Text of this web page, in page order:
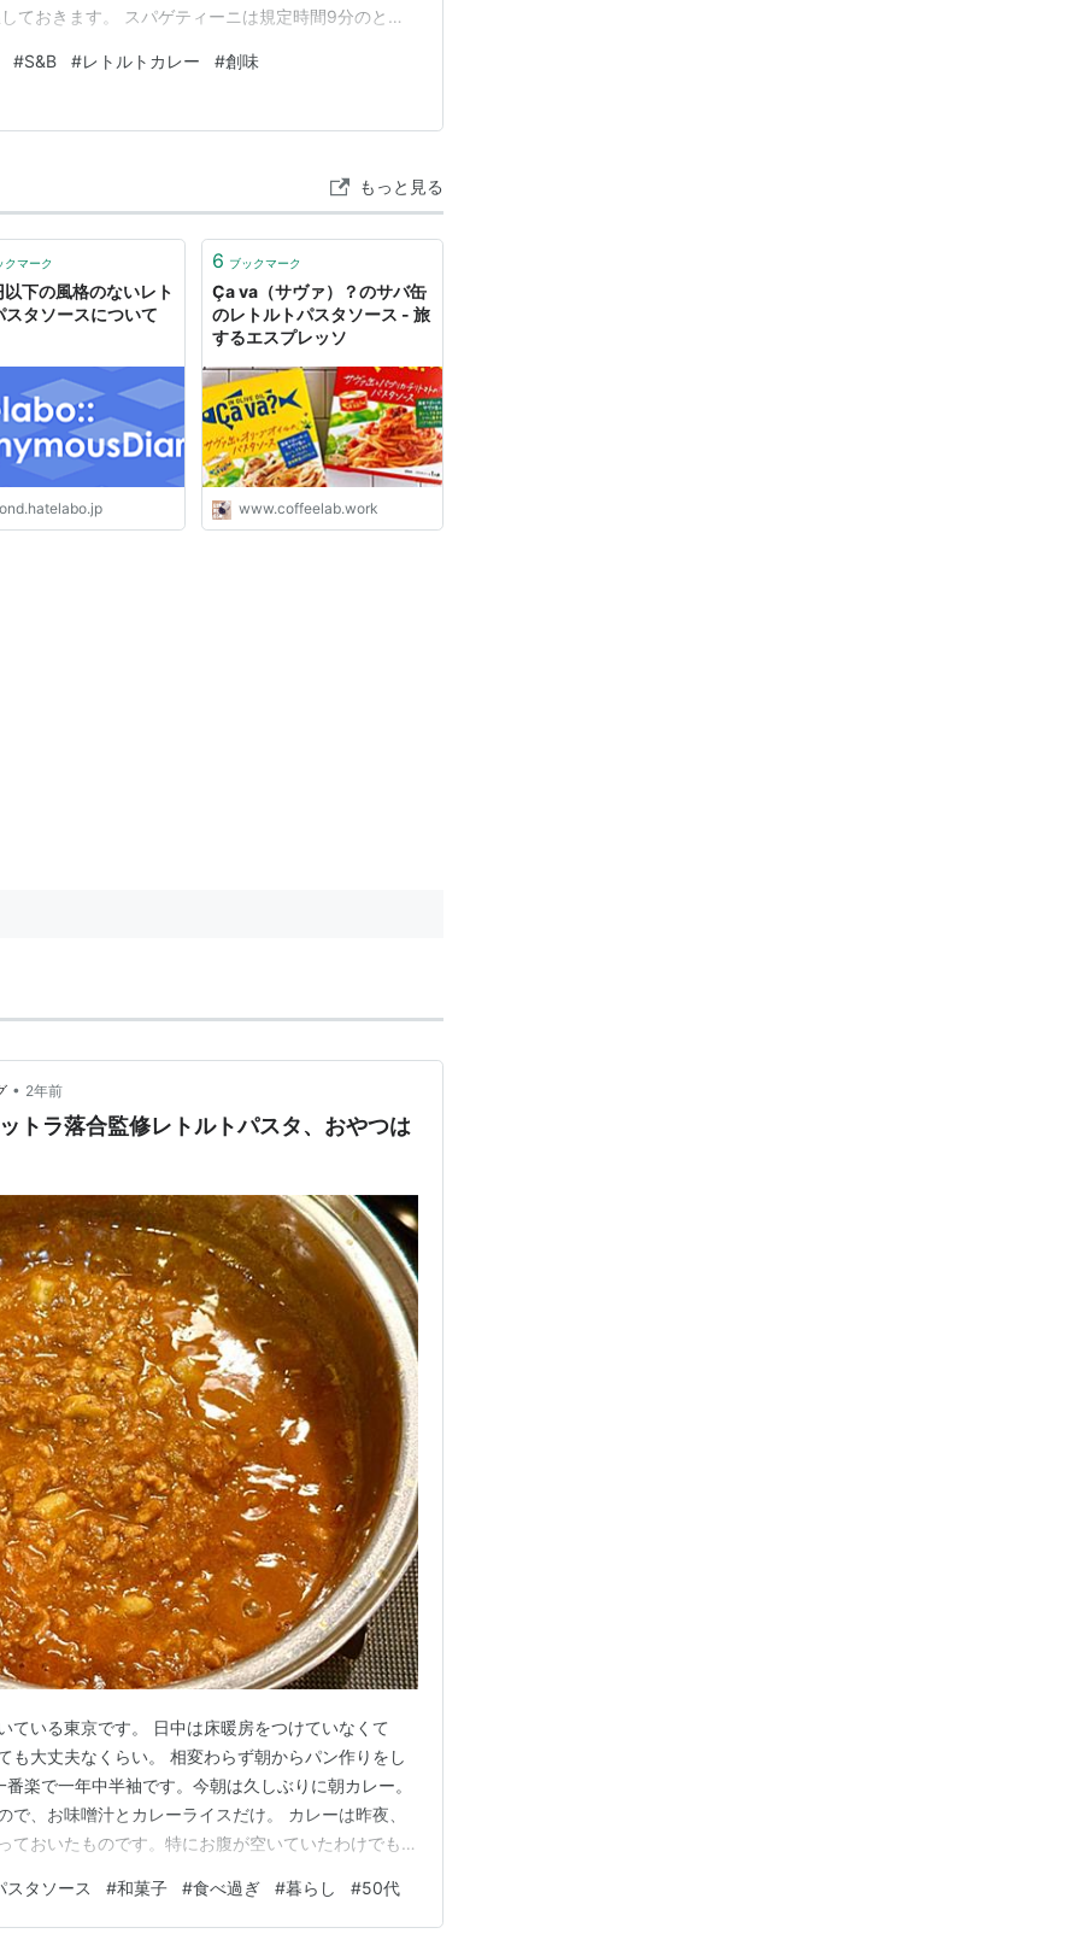
ておきます。 スパゲティーニは規定時間9分のとこ
タージュでお腹を少し満たします。ゆで あがりのパ
#S&B #レトルトカレー #創味
もっと見る
クマーク
下の風格のないレト
スタソースについて
6 ブックマーク
Ça va（サヴァ）？のサバ缶
のレトルトパスタソース - 旅
するエスプレッソ
www.coffeelab.work
• 2年前
トラ落合監修レトルトパスタ、おやつは
ている東京です。 日中は床暖房をつけていなくて
も大丈夫なくらい。 相変わらず朝からパン作りをし
楽で一年中半袖です。今朝は久しぶりに朝カレー。
で、お味噌汁とカレーライスだけ。 カレーは昨夜、
ておいたものです。特にお腹が空いていたわけでもな
少量だけお手軽に作れるカレーペーストを使って作り
肉を加えるだけで15分でで…
スタソース #和菓子 #食べ過ぎ #暮らし #50代